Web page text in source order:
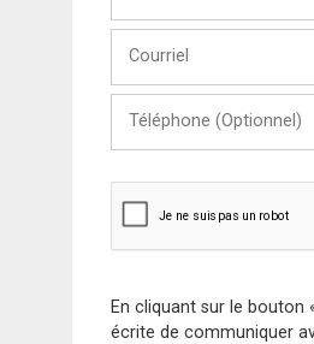
Nom
(Optionnel)
En cliquant sur le
écrite de communiquer